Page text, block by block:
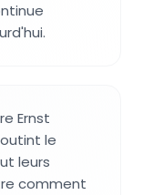
Ernst
le
leurs
comment